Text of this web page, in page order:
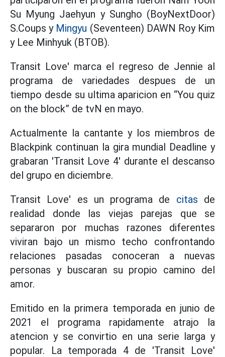
Su Myung Jaehyun y Sungho (BoyNextDoor)
S.Coups y Mingyu (Seventeen) DAWN Roy Kim
y Lee Minhyuk (BTOB).
Transit Love' marca el regreso de Jennie al
programa de variedades despues de un
tiempo desde su ultima aparicion en “You quiz
on the block” de tvN en mayo.
Actualmente la cantante y los miembros de
Blackpink continuan la gira mundial Deadline y
grabaran 'Transit Love 4' durante el descanso
del grupo en diciembre.
Transit Love' es un programa de citas de
realidad donde las viejas parejas que se
separaron por muchas razones diferentes
viviran bajo un mismo techo confrontando
relaciones pasadas conoceran a nuevas
personas y buscaran su propio camino del
amor.
Emitido en la primera temporada en junio de
2021 el programa rapidamente atrajo la
atencion y se convirtio en una serie larga y
popular. La temporada 4 de 'Transit Love'